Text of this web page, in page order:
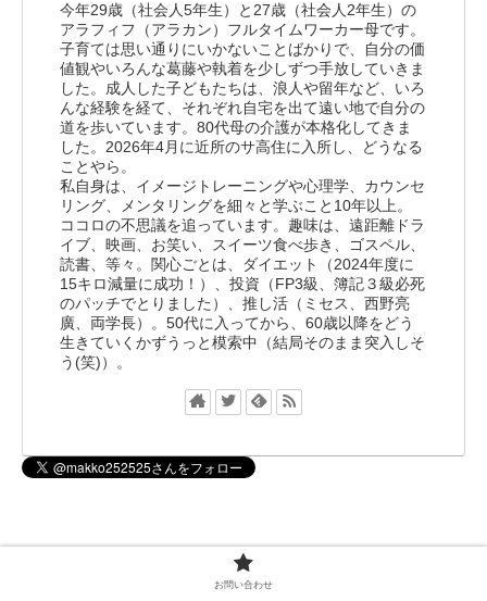
今年29歳（社会人5年生）と27歳（社会人2年生）の
アラフィフ（アラカン）フルタイムワーカー母です。
子育ては思い通りにいかないことばかりで、自分の価
値観やいろんな葛藤や執着を少しずつ手放していきま
した。成人した子どもたちは、浪人や留年など、いろ
んな経験を経て、それぞれ自宅を出て遠い地で自分の
道を歩いています。80代母の介護が本格化してきま
した。2026年4月に近所のサ高住に入所し、どうなる
ことやら。
私自身は、イメージトレーニングや心理学、カウンセ
リング、メンタリングを細々と学ぶこと10年以上。
ココロの不思議を追っています。趣味は、遠距離ドラ
イブ、映画、お笑い、スイーツ食べ歩き、ゴスペル、
読書、等々。関心ごとは、ダイエット（2024年度に
15キロ減量に成功！）、投資（FP3級、簿記３級必死
のパッチでとりました）、推し活（ミセス、西野亮
廣、両学長）。50代に入ってから、60歳以降をどう
生きていくかずうっと模索中（結局そのまま突入しそ
う(笑)）。
お問い合わせ